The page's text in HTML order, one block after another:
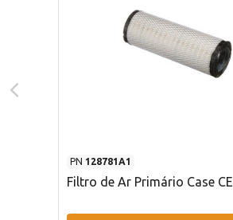
PN 128781A1
Filtro de Ar Primário Case CE